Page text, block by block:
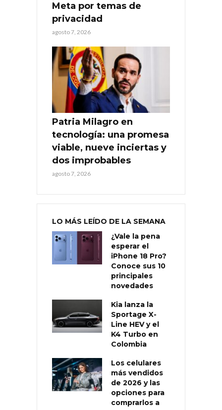
Meta por temas de
privacidad
agosto 7, 2026
Patria Milagro en
tecnología: una promesa
viable, nueve inciertas y
dos improbables
agosto 7, 2026
LO MÁS LEÍDO DE LA SEMANA
¿Vale la pena
esperar el
iPhone 18 Pro?
Conoce sus 10
principales
novedades
Kia lanza la
Sportage X-
Line HEV y el
K4 Turbo en
Colombia
Los celulares
más vendidos
de 2026 y las
opciones para
comprarlos a